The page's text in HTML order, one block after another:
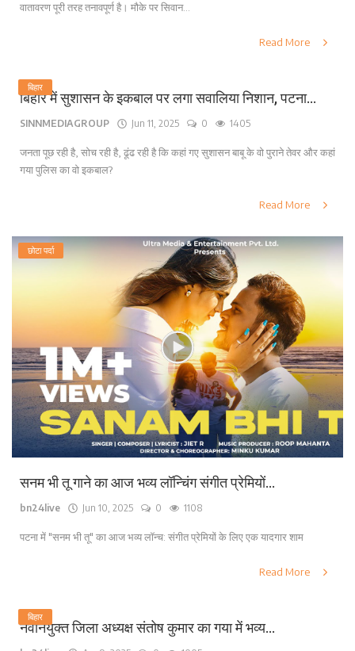
वातावरण पूरी तरह तनावपूर्ण है। मौके पर सिवान...
Read More
बिहार
बिहार में सुशासन के इकबाल पर लगा सवालिया निशान, पटना...
SINNMEDIAGROUP Jun 11, 2025 0 1405
जनता पूछ रही है, सोच रही है, ढूंढ रही है कि कहां गए सुशासन बाबू के वो पुराने तेवर और कहां
गया पुलिस का वो इकबाल?
Read More
छोटा पर्दा
सनम भी तू गाने का आज भव्य लॉन्चिंग संगीत प्रेमियों...
bn24live Jun 10, 2025 0 1108
पटना में "सनम भी तू" का आज भव्य लॉन्च: संगीत प्रेमियों के लिए एक यादगार शाम
Read More
बिहार
नवनियुक्त जिला अध्यक्ष संतोष कुमार का गया में भव्य...